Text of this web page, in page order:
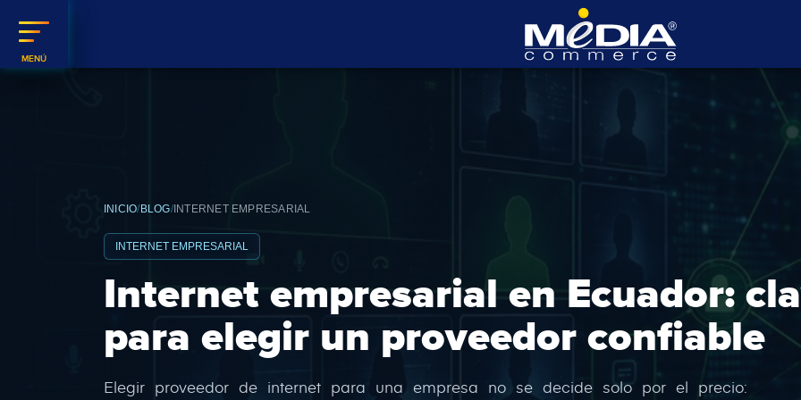
INICIO BLOG INTERNET EMPRESARIAL
INTERNET EMPRESARIAL
Internet empresarial en Ecuador:
para elegir un proveedor confiable
Elegir proveedor de internet para una empresa no se decide solo por el precio: